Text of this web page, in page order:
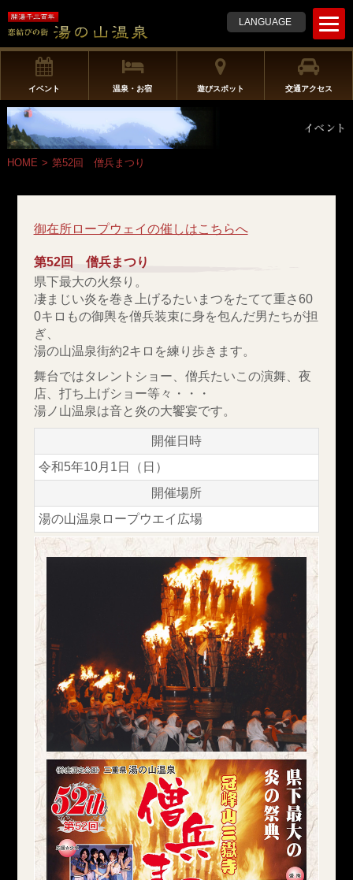
t
o
g
l
n
LANGUAGE
イベント 温泉・お宿 遊びスポット 交通アクセス
HOME > 第52回 僧兵まつり
御在所ロープウェイの催しはこちらへ
第52回 僧兵まつり
県下最大の火祭り。
凄まじい炎を巻き上げるたいまつをたてて重さ60
0キロもの御輿を僧兵装束に身を包んだ男たちが担
ぎ、
湯の山温泉街約2キロを練り歩きます。
舞台ではタレントショー、僧兵たいこの演舞、夜
店、打ち上げショー等々・・・
湯ノ山温泉は音と炎の大饗宴です。
開催日時
令和5年10月1日（日）
開催場所
湯の山温泉ロープウエイ広場